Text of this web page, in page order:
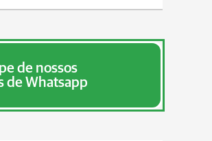
de nossos
de Whatsapp